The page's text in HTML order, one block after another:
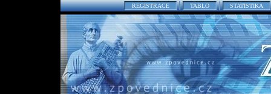
REGISTRACE TABLO STATISTIKA